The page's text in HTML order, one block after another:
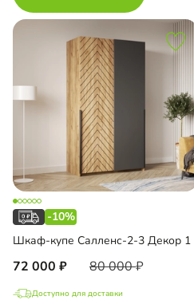
-10%
Шкаф-купе Салленс-2-3 Декор 1
72 000 80 000
Доступно для доставки